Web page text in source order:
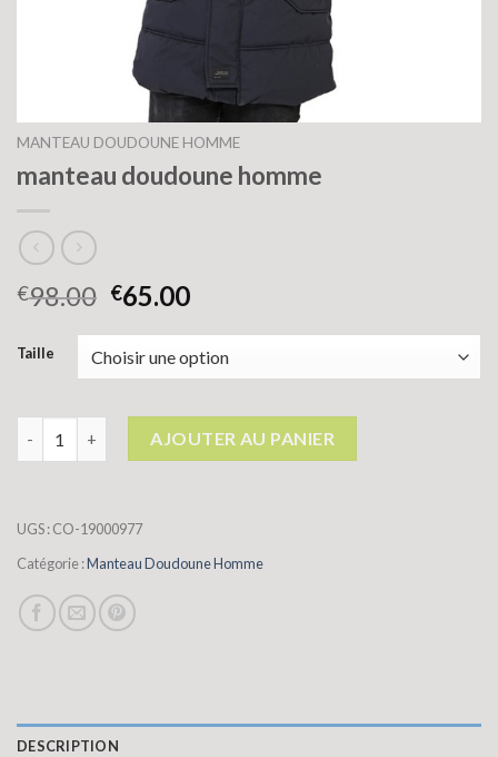
MANTEAU DOUDOUNE HOMME
manteau doudoune homme
€98.00 €65.00
Taille
quantité de manteau doudoune homme
AJOUTER AU PANIER
UGS :CO-19000977
Catégorie :Manteau Doudoune Homme
DESCRIPTION